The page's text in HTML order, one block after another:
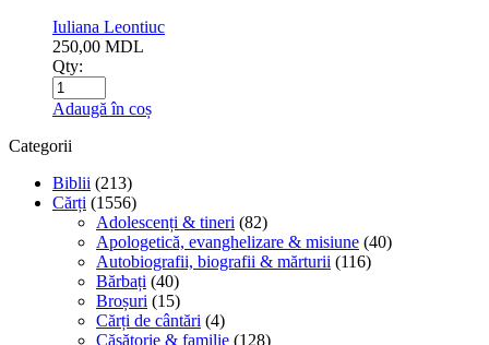
Iuliana Leontiuc
250,00 MDL
Qty:
Adaugă în coș
Categorii
Biblii (213)
Cărți (1556)
Adolescenți & tineri (82)
Apologetică, evanghelizare & misiune (40)
Autobiografii, biografii & mărturii (116)
Bărbați (40)
Broșuri (15)
Cărți de cântări (4)
Căsătorie & familie (128)